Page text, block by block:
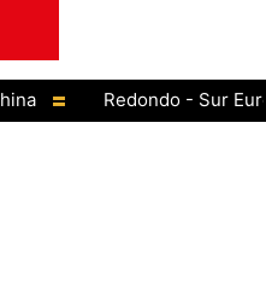
Redondo - Sur Europa